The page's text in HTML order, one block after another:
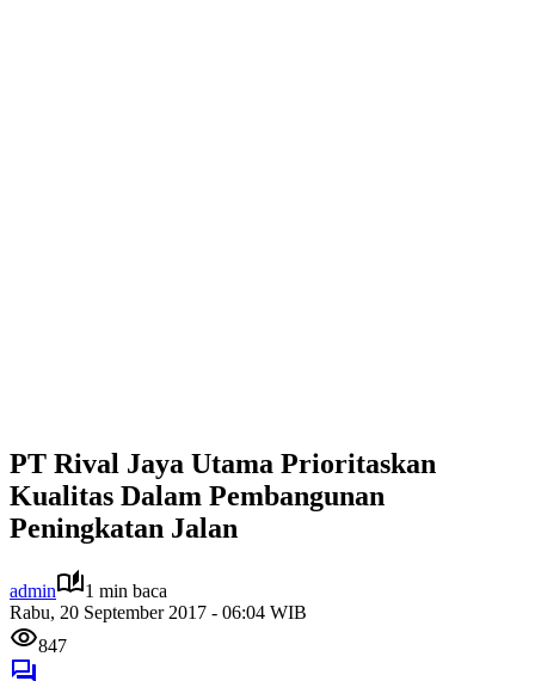
PT Rival Jaya Utama Prioritaskan
Kualitas Dalam Pembangunan
Peningkatan Jalan
admin
1 min baca
Rabu, 20 September 2017 - 06:04 WIB
847